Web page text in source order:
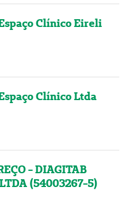
Clínico Eireli
Clínico Ltda
- DIAGITAB
(54003267-5)